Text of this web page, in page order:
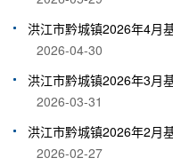
洪江市黔城镇2026年4月
2026-04-30
洪江市黔城镇2026年3月
2026-03-31
洪江市黔城镇2026年2月
2026-02-27